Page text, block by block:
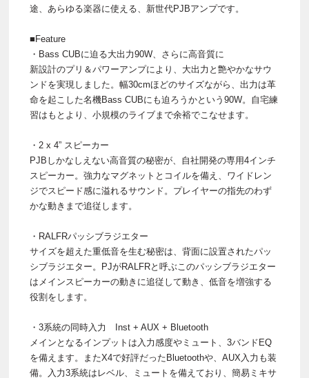
途、あらゆる楽器に使える、新世代PJBアンプです。
■Feature
・Bass CUBに迫る大出力90W、さらに高音質に
新設計のプリ＆パワーアンプにより、大出力と艶やかなサウ
ンドを実現しました。幅30cmほどのサイズながら、出力は革
命を起こした名機Bass CUBにも迫ろうかという90W。自宅練
習はもとより、小規模のライブまで余裕でこなせます。
・2 x 4” スピーカー
PJBしかなしえない高音質の秘密が、自社開発の専用4インチ
スピーカー。強力なマグネットとコイルを備え、ワイドレン
ジでスピード感に溢れるサウンド。プレイヤーの指先のわず
かな動きまで追従します。
・RALFRパッシブラジエター
サイズを超えた重低音を生む秘密は、背面に設置されたパッ
シブラジエター。PJがRALFRと呼ぶこのパッシブラジエター
はメインスピーカーの動きに追従して動き、低音を増強する
役割をします。
・3系統の同時入力 Inst + AUX + Bluetooth
メインとなるインプットは入力感度やミュート、3バンドEQ
を備えます。またX4で好評だったBluetoothや、AUX入力も装
備。入力3系統はレベル、ミュートを備えており、簡易ミキサ